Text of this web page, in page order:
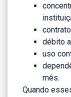
débito
uso
mês.
Quando